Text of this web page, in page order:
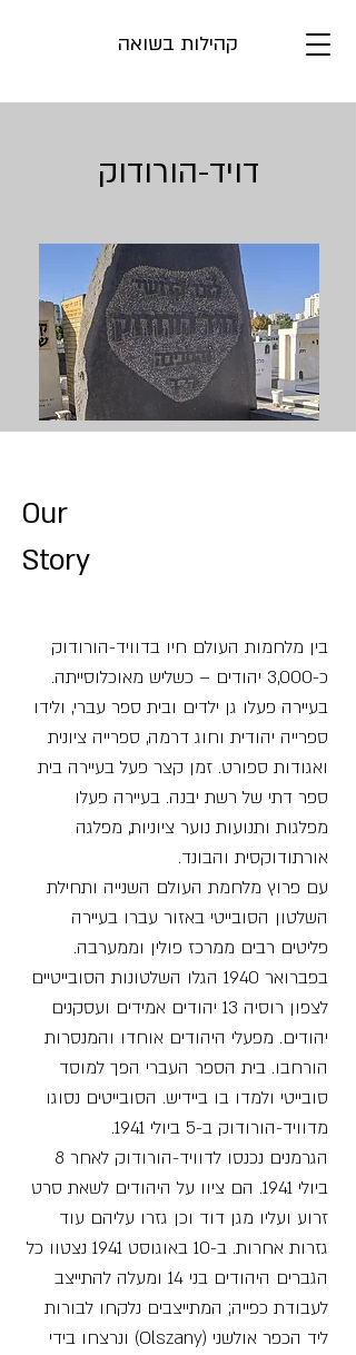
קהילות בשואה
דויד-הורודוק
Our
Story
בין מלחמות העולם חיו בדוויד-הורודוק
כ-3,000 יהודים – כשליש מאוכלוסייתה.
בעיירה פעלו גן ילדים ובית ספר עברי, ולידו
ספרייה יהודית וחוג דרמה, ספרייה ציונית
ואגודות ספורט. זמן קצר פעל בעיירה בית
ספר דתי של רשת יבנה. בעיירה פעלו
מפלגות ותנועות נוער ציוניות, מפלגה
אורתודוקסית והבונד.
עם פרוץ מלחמת העולם השנייה ותחילת
השלטון הסובייטי באזור עברו בעיירה
פליטים רבים ממרכז פולין וממערבה.
בפברואר 1940 הגלו השלטונות הסובייטיים
לצפון רוסיה 13 יהודים אמידים ועסקנים
יהודים. מפעלי היהודים אוחדו והמנסרות
הורחבו. בית הספר העברי הפך למוסד
סובייטי ולמדו בו ביידיש. הסובייטים נסוגו
מדוויד-הורודוק ב-5 ביולי 1941.
הגרמנים נכנסו לדוויד-הורודוק לאחר 8
ביולי 1941. הם ציוו על היהודים לשאת סרט
זרוע ועליו מגן דוד וכן גזרו עליהם עוד
גזרות אחרות. ב-10 באוגוסט 1941 נצטוו כל
הגברים היהודים בני 14 ומעלה להתייצב
לעבודת כפייה; המתייצבים נלקחו לבורות
ליד הכפר אולשני (Olszany) ונרצחו בידי